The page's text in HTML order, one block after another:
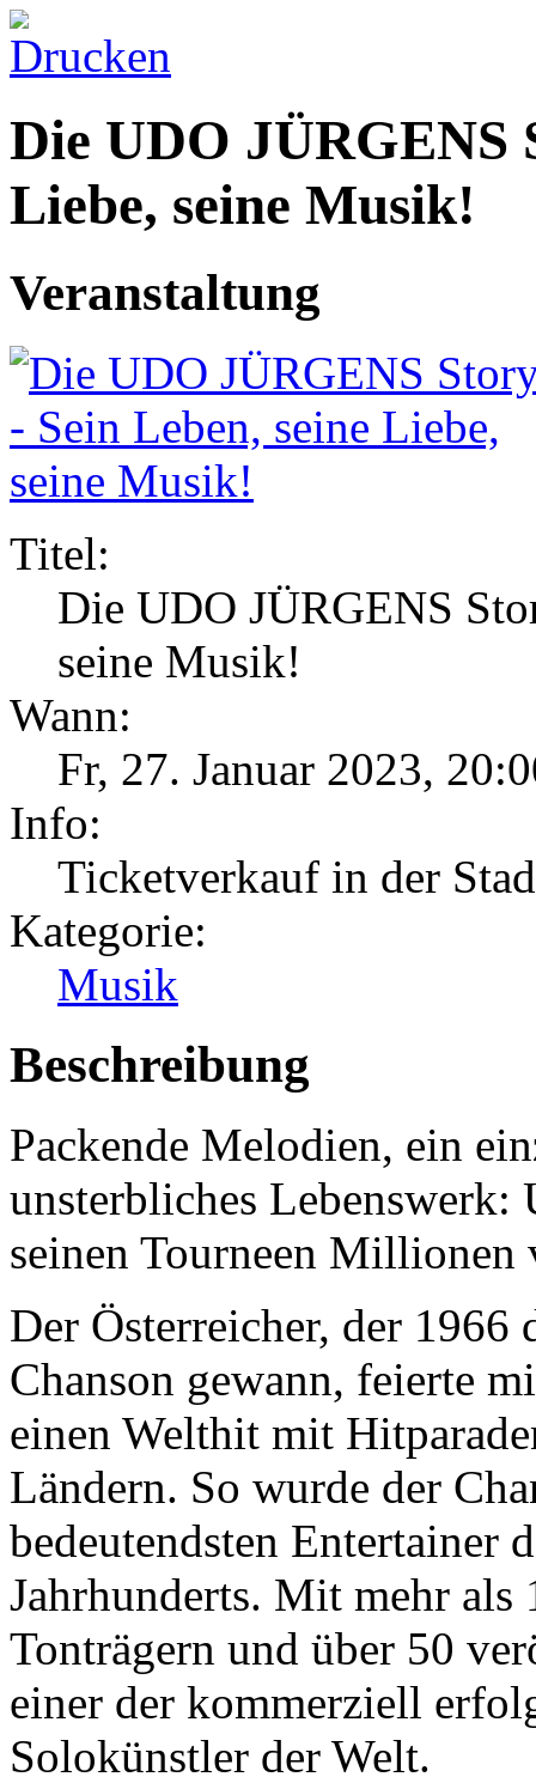
Die UDO JÜRGENS
Liebe, seine Musik!
Veranstaltung
Titel:
Die UDO JÜRGENS
seine Musik!
Wann:
Fr, 27. Januar 2023,
Info:
Ticketverkauf in der
Kategorie:
Musik
Beschreibung
Packende Melodien, ein
unsterbliches Lebenswerk:
seinen Tourneen Millionen
Der Österreicher, der
Chanson gewann, feierte
einen Welthit mit
Ländern. So wurde der
bedeutendsten Entertainer
Jahrhunderts. Mit mehr
Tonträgern und über 50
einer der kommerziell
Solokünstler der Welt.